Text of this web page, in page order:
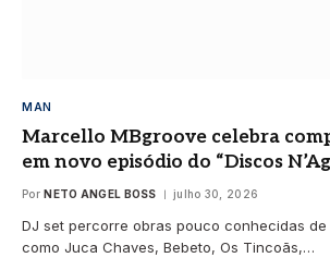
MAN
Marcello MBgroove celebra
em novo episódio do “Discos
Por NETO ANGEL BOSS julho 30, 2026
DJ set percorre obras pouco conhecidas
como Juca Chaves, Bebeto, Os Tincoãs,…